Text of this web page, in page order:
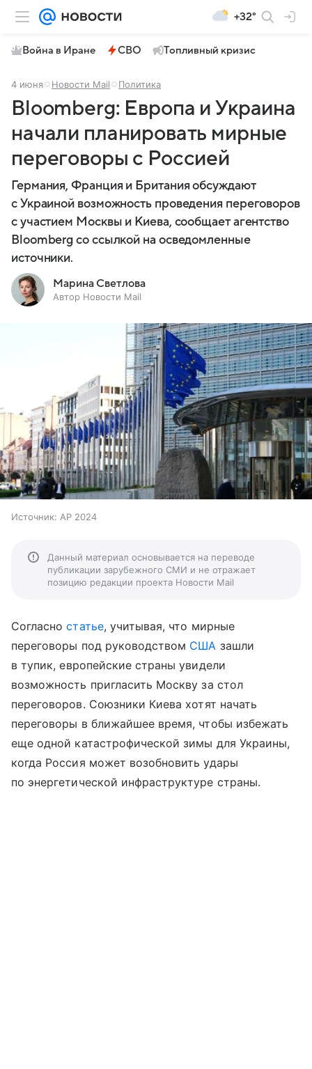
+32°
Война в Иране СВО Топливный кризис
4 июня Новости Mail Политика
Bloomberg: Европа и Украина
начали планировать мирные
переговоры с Россией
Германия, Франция и Британия обсуждают
с Украиной возможность проведения переговоров
с участием Москвы и Киева, сообщает агентство
Bloomberg со ссылкой на осведомленные
источники.
Марина Светлова
Автор Новости Mail
Источник: AP 2024
Данный материал основывается на переводе
публикации зарубежного СМИ и не отражает
позицию редакции проекта Новости Mail
Согласностатье, учитывая, что мирные
переговоры под руководством США зашли
втупик,европейские страны увидели
возможность пригласить Москву за стол
переговоров. Союзники Киева хотят начать
переговоры в ближайшее время, чтобы избежать
еще одной катастрофической зимы для Украины,
когда Россия может возобновить удары
по энергетической инфраструктуре страны.